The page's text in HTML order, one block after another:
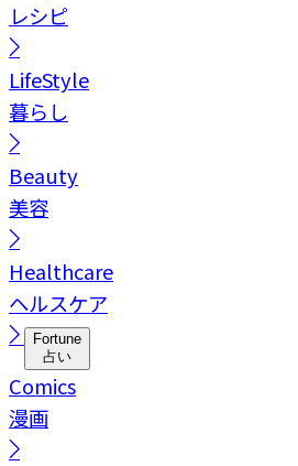
レシピ
LifeStyle
暮らし
Beauty
美容
Healthcare
ヘルスケア
Fortune
占い
Comics
漫画